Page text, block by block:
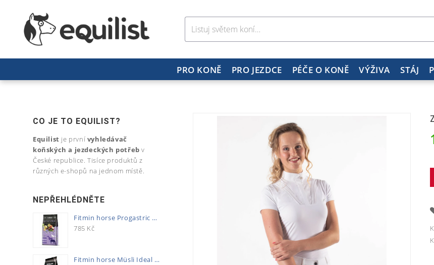
PRO KONĚ PRO JEZDCE PÉČE O KONĚ VÝŽIVA STÁJ
CO JE TO EQUILIST?
Equilist je první vyhledávač
koňských a jezdeckých potřeb v
České republice. Tisíce produktů z
různých e-shopů na jednom místě.
NEPŘEHLÉDNĚTE
Fitmin horse Progastric 20kg
785 Kč
Fitmin horse Müsli Ideal 20kg